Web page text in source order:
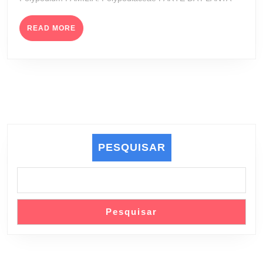
READ MORE READ
MORE
PESQUISAR
Pesquisar